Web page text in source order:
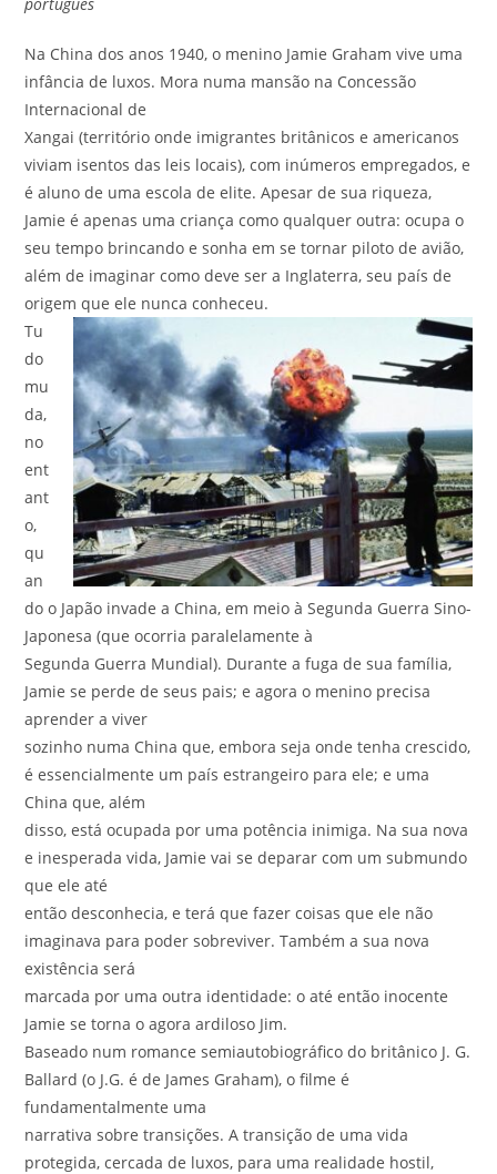
Na China dos anos 1940, o menino Jamie Graham vive uma
infância de luxos. Mora numa mansão na Concessão
Internacional de
Xangai (território onde imigrantes britânicos e americanos
viviam isentos das leis locais), com inúmeros empregados, e
é aluno de uma escola de elite. Apesar de sua riqueza,
Jamie é apenas uma criança como qualquer outra: ocupa o
seu tempo brincando e sonha em se tornar piloto de avião,
além de imaginar como deve ser a Inglaterra, seu país de
origem que ele nunca conheceu.
Tu
do
mu
da,
no
ent
ant
o,
qu
an
do o Japão invade a China, em meio à Segunda Guerra Sino-
Japonesa (que ocorria paralelamente à
Segunda Guerra Mundial). Durante a fuga de sua família,
Jamie se perde de seus pais; e agora o menino precisa
aprender a viver
sozinho numa China que, embora seja onde tenha crescido,
é essencialmente um país estrangeiro para ele; e uma
China que, além
disso, está ocupada por uma potência inimiga. Na sua nova
e inesperada vida, Jamie vai se deparar com um submundo
que ele até
então desconhecia, e terá que fazer coisas que ele não
imaginava para poder sobreviver. Também a sua nova
existência será
marcada por uma outra identidade: o até então inocente
Jamie se torna o agora ardiloso Jim.
Baseado num romance semiautobiográfico do britânico J. G.
Ballard (o J.G. é de James Graham), o filme é
fundamentalmente uma
narrativa sobre transições. A transição de uma vida
protegida, cercada de luxos, para uma realidade hostil,